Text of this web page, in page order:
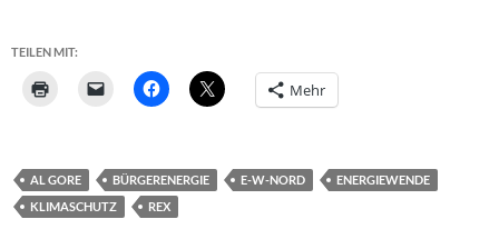
TEILEN MIT:
Mehr
AL GORE BÜRGERENERGIE E-W-NORD
ENERGIEWENDE
KLIMASCHUTZ
REX